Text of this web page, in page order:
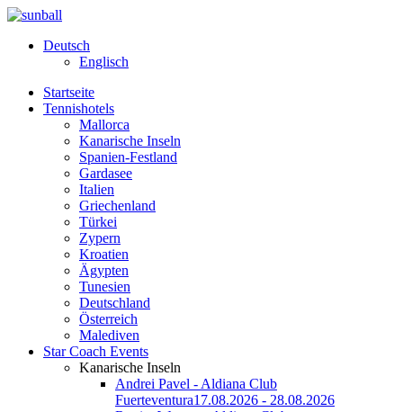
Deutsch
Englisch
Startseite
Tennishotels
Mallorca
Kanarische Inseln
Spanien-Festland
Gardasee
Italien
Griechenland
Türkei
Zypern
Kroatien
Ägypten
Tunesien
Deutschland
Österreich
Malediven
Star Coach Events
Kanarische Inseln
Andrei Pavel - Aldiana Club
Fuerteventura17.08.2026 - 28.08.2026